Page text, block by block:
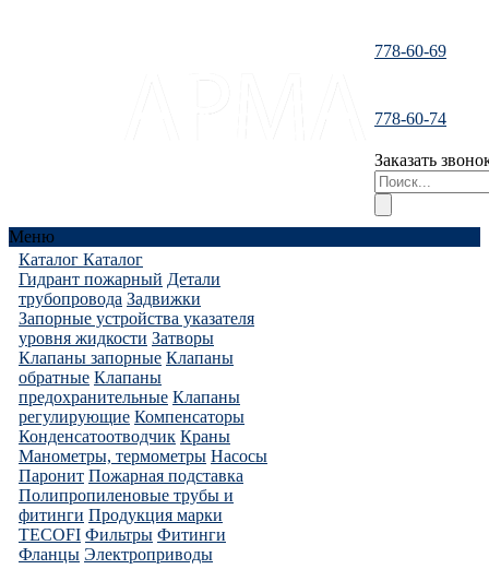
778-60-69
778-60-74
Заказать
Меню
Каталог Каталог
Гидрант пожарный Детали
трубопровода Задвижки
Запорные устройства указателя
уровня жидкости Затворы
Клапаны запорные Клапаны
обратные Клапаны
предохранительные Клапаны
регулирующие Компенсаторы
Конденсатоотводчик Краны
Манометры, термометры Насосы
Паронит Пожарная подставка
Полипропиленовые трубы и
фитинги Продукция марки
TECOFI Фильтры Фитинги
Фланцы Электроприводы